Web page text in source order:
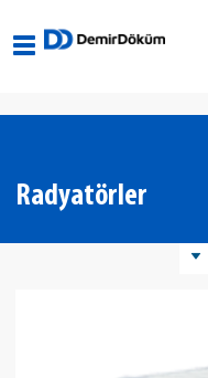
Radyatörler